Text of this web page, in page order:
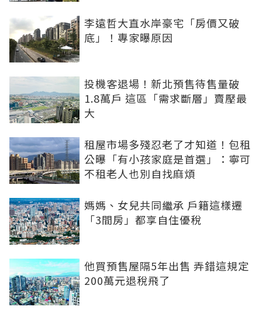
李遠哲大直水岸豪宅「房價又破
底」！專家曝原因
投機客退場！新北預售待售量破
1.8萬戶 這區「需求斷層」賣壓最
大
租屋市場多殘忍老了才知道！包租
公曝「有小孩家庭是首選」：寧可
不租老人也別自找麻煩
媽媽、女兒共同繼承 戶籍這樣遷
「3間房」都享自住優稅
他買預售屋隔5年出售 弄錯這規定
200萬元退稅飛了